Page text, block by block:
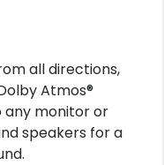
all directions,
Atmos®
any monitor or
speakers for a